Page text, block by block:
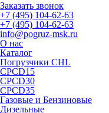
Заказать звонок
+7 (495) 104-62-63
+7 (495) 104-62-63
info@pogruz-msk.ru
О нас
Каталог
Погрузчики CHL
CPCD15
CPCD30
CPCD35
Газовые и Бензиновые
Дизельные